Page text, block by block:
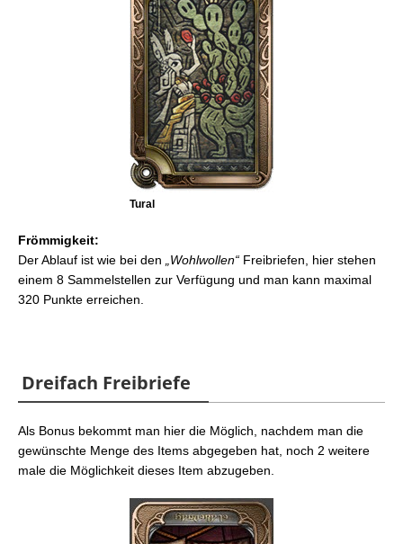
Tural
Frömmigkeit:
Der Ablauf ist wie bei den
„Wohlwollen“ Freibriefen, hier stehen
einem 8 Sammelstellen zur Verfügung und man kann maximal
320 Punkte erreichen.
Dreifach Freibriefe
Als Bonus bekommt man hier die Möglich, nachdem man die
gewünschte Menge des Items abgegeben hat, noch 2 weitere
male die Möglichkeit dieses Item abzugeben.